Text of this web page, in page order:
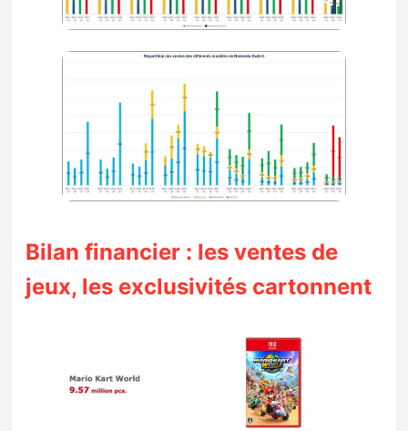
Bilan financier : les ventes de
jeux, les exclusivités cartonnent